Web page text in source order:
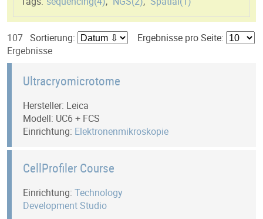
Ergebnisse pro Seite:
Sortierung:
107
Ergebnisse
Ultracryomicrotome
Hersteller: Leica
Modell: UC6 + FCS
Einrichtung: Elektronenmikroskopie
CellProfiler Course
Einrichtung:Technology
Development Studio